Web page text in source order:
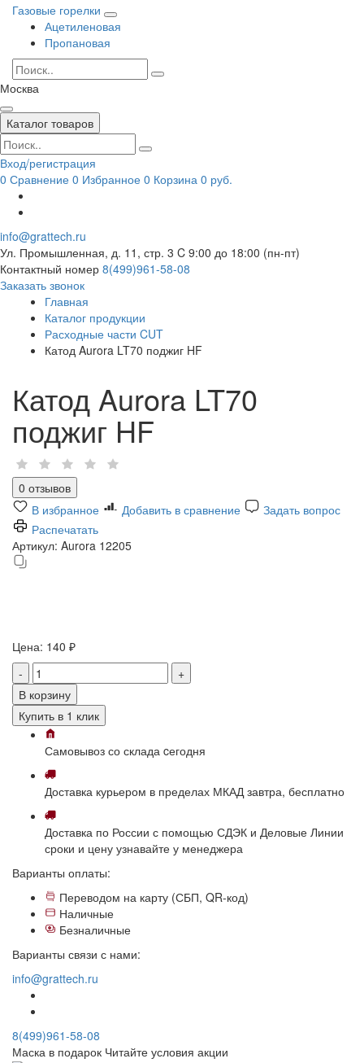
Газовые горелки
Ацетиленовая
Пропановая
Москва
Каталог товаров
Вход/регистрация
0 Сравнение 0 Избранное 0 Корзина 0 руб.
info@grattech.ru
Ул. Промышленная, д. 11, стр. 3 C 9:00 до 18:00 (пн-пт)
Контактный номер 8(499)961-58-08
Заказать звонок
Главная
Каталог продукции
Расходные части CUT
Катод Aurora LT70 поджиг HF
Катод Aurora LT70
поджиг HF
0 отзывов
В избранное
Добавить в сравнение
Задать вопрос
Распечатать
Артикул: Aurora 12205
Цена: 140 ₽
-
+
В корзину
Купить в 1 клик
Самовывоз со склада cегодня
Доставка курьером в пределах МКАД завтра, бесплатно
Доставка по России с помощью СДЭК и Деловые Линии
сроки и цену узнавайте у менеджера
Варианты оплаты:
Переводом на карту (СБП, QR-код)
Наличные
Безналичные
Варианты связи с нами:
info@grattech.ru
8(499)961-58-08
Маска в подарок Читайте условия акции